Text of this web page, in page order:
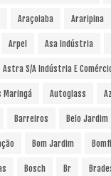
Araçoiaba Araripina
Arpel Asa Indústria
Astra S/A Indústria E
Maringá Autoglass
Barreiros Belo Jardim
Bom Jardim
Bosch Br